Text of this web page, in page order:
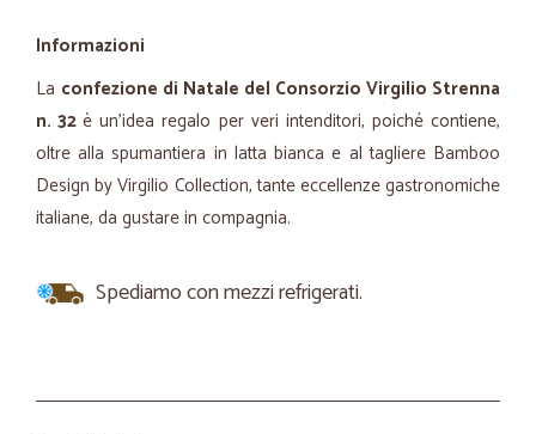
Informazioni
La confezione di Natale del Consorzio Virgilio Strenna
n. 32è un’idea regalo per veri intenditori, poiché contiene,
oltre alla spumantiera in latta bianca e al tagliere Bamboo
Design by Virgilio Collection, tante eccellenze gastronomiche
italiane, da gustare in compagnia.
Spediamo con mezzi refrigerati.